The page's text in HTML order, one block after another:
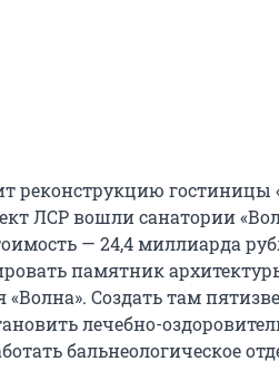
реконструкцию гостиницы
ЛСР вошли санатории
— 24,4 миллиарда
памятник
«Волна». Создать там
лечебно-
бальнеологическое